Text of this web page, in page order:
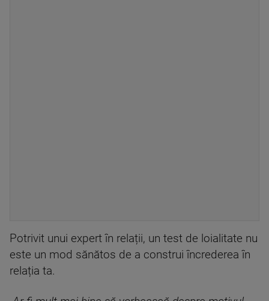
Potrivit unui expert în relații, un test de loialitate nu
este un mod sănătos de a construi încrederea în
relația ta.